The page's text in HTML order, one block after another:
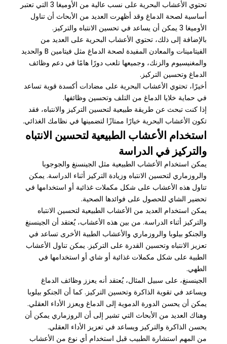
تحتوي الأعشاب البحرية على نسب عالية من الأوميغا 3 التي تعتبر
أساسية لصحة الدماغ وقد أظهرت العديد من الأبحاث أن تناول
الأوميغا 3 يمكن أن يساعد في تحسين الانتباه والتركيز.
بالإضافة إلى ذلك، تحتوي الأعشاب البحرية على العديد من
الفيتامينات والمعادن المفيدة لصحة الدماغ مثل فيتامين B والحديد
والمغنيسيوم والزنك، وجميعها تلعب دورًا هامًا في دعم وظائف
الدماغ وتحسين التركيز.
أخيرًا، تحتوي الأعشاب البحرية على مضادات أكسدة قوية تساعد
في حماية خلايا الدماغ من التلف وتحسين وظائفها.
إذا كنت تبحث عن طريقة طبيعية لتحسين التركيز والانتباه، فقد
تكون الأعشاب البحرية خيارًا ممتازًا لتضمينها في نظامك الغذائي.
استخدام الأعشاب الطبيعية لتحسين الانتباه
والتركيز في الدراسة
يمكن استخدام الأعشاب الطبيعية مثل الجينسنغ والجوجوبا
والروزماري لتحسين الانتباه وزيادة التركيز أثناء الدراسة. يمكن
تناول هذه الأعشاب على شكل مكملات غذائية أو استخدامها في
تحضير الشاي للحصول على فوائدها الصحية.
يمكن استخدام العديد من الأعشاب الطبيعية لتحسين الانتباه
والتركيز أثناء الدراسة. من بين هذه الأعشاب، يُعتقد أن الجينسنغ
والجنكو بيلوبا والروزماري والأعشاب الطبية الأخرى تساعد في
تعزيز الانتباه وتحسين القدرة على التركيز. يمكن تناول الأعشاب
الطبية على شكل مكملات غذائية أو شاي أو استخدامها في
الطهي.
الجينسنغ، على سبيل المثال، يُعتقد أنه يعزز وظائف الدماغ
ويساعد في تقوية الذاكرة وتحسين التركيز. كما أن الجنكو بيلوبا
يمكن أن يحسن الدورة الدموية إلى الدماغ ويعزز الأداء العقلي.
وهناك العديد من الأبحاث التي تشير إلى أن الروزماري يمكن أن
يحسن الذاكرة والتركيز ويساعد في تعزيز الأداء العقلي.
من المهم استشارة الطبيب قبل استخدام أي نوع من الأعشاب